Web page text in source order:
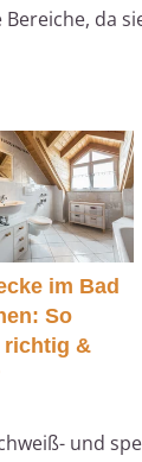
da
im Bad
So
richtig &
und